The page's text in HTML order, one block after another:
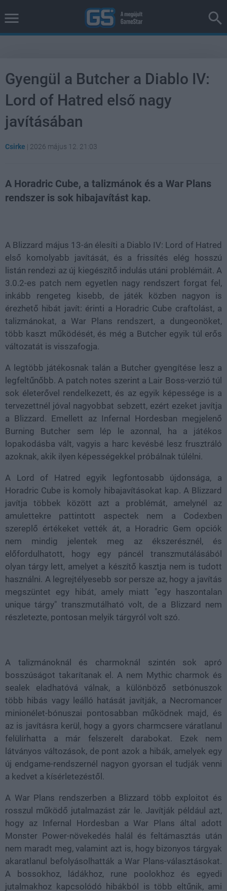
Gyengül a Butcher a Diablo IV:
Lord of Hatred első nagy
javításában
Csirke | 2026 május 12. 21:03
A Horadric Cube, a talizmánok és a War Plans
rendszer is sok hibajavítást kap.
A Blizzard május 13-án élesíti a Diablo IV: Lord of Hatred
első komolyabb javítását, és a frissítés elég hosszú
listán rendezi az új kiegészítő indulás utáni problémáit. A
3.0.2-es patch nem egyetlen nagy rendszert forgat fel,
inkább rengeteg kisebb, de játék közben nagyon is
érezhető hibát javít: érinti a Horadric Cube craftolást, a
talizmánokat, a War Plans rendszert, a dungeonöket,
több kaszt működését, és még a Butcher egyik túl erős
változatát is visszafogja.
A legtöbb játékosnak talán a Butcher gyengítése lesz a
legfeltűnőbb. A patch notes szerint a Lair Boss-verzió túl
sok életerővel rendelkezett, és az egyik képessége is a
tervezettnél jóval nagyobbat sebzett, ezért ezeket javítja
a Blizzard. Emellett az Infernal Hordesban megjelenő
Burning Butcher sem lép le azonnal, ha a játékos
lopakodásba vált, vagyis a harc kevésbé lesz frusztráló
azoknak, akik ilyen képességekkel próbálnak túlélni.
A Lord of Hatred egyik legfontosabb újdonsága, a
Horadric Cube is komoly hibajavításokat kap. A Blizzard
javítja többek között azt a problémát, amelynél az
amulettekre pattintott aspectek nem a Codexben
szereplő értékeket vették át, a Horadric Gem opciók
nem mindig jelentek meg az ékszerésznél, és
előfordulhatott, hogy egy páncél transzmutálásából
olyan tárgy lett, amelyet a készítő kasztja nem is tudott
használni. A legrejtélyesebb sor persze az, hogy a javítás
megszüntet egy hibát, amely miatt "egy haszontalan
unique tárgy" transzmutálható volt, de a Blizzard nem
részletezte, pontosan melyik tárgyról volt szó.
A talizmánoknál és charmoknál szintén sok apró
bosszúságot takarítanak el. A nem Mythic charmok és
sealek eladhatóvá válnak, a különböző setbónuszok
több hibás vagy leálló hatását javítják, a Necromancer
minionélet-bónuszai pontosabban működnek majd, és
az is javításra kerül, hogy a gyors charmcsere váratlanul
felülírhatta a már felszerelt darabokat. Ezek nem
látványos változások, de pont azok a hibák, amelyek egy
új endgame-rendszernél nagyon gyorsan el tudják venni
a kedvet a kísérletezéstől.
A War Plans rendszerben a Blizzard több exploitot és
rosszul működő jutalmazást zár le. Javítják például azt,
hogy az Infernal Hordesban a War Plans által adott
Monster Power-növekedés halál és feltámasztás után
nem maradt meg, valamint azt is, hogy bizonyos tárgyak
akaratlanul befolyásolhatták a War Plans-választásokat.
A bossokhoz, ládákhoz, rune poolokhoz és egyedi
jutalmakhoz kapcsolódó hibákból is több eltűnik, ami